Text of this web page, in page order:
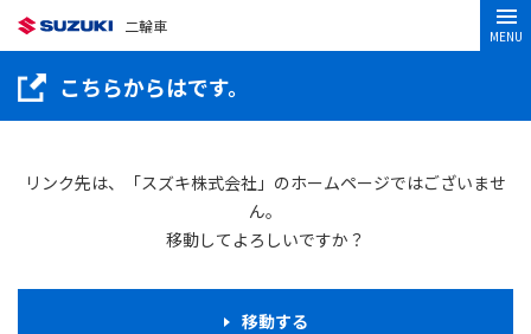
二輪車
MENU
こちらからはです。
リンク先は、「スズキ株式会社」のホームページではございませ
ん。
移動してよろしいですか？
移動する